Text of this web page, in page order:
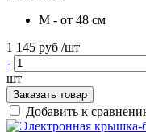
M - от 48 см
1 145 руб /шт
-
шт
Заказать товар
Добавить к